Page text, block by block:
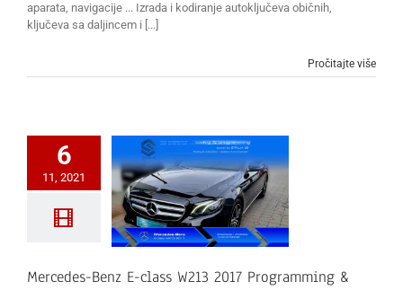
aparata, navigacije ... Izrada i kodiranje autoključeva običnih,
ključeva sa daljincem i [...]
Pročitajte više
6
11, 2021
Mercedes-Benz E-class
& Adaptations
Mercedes-Benz Car Radio &
Mercedes-Benz E-class W213 2017 Programming &